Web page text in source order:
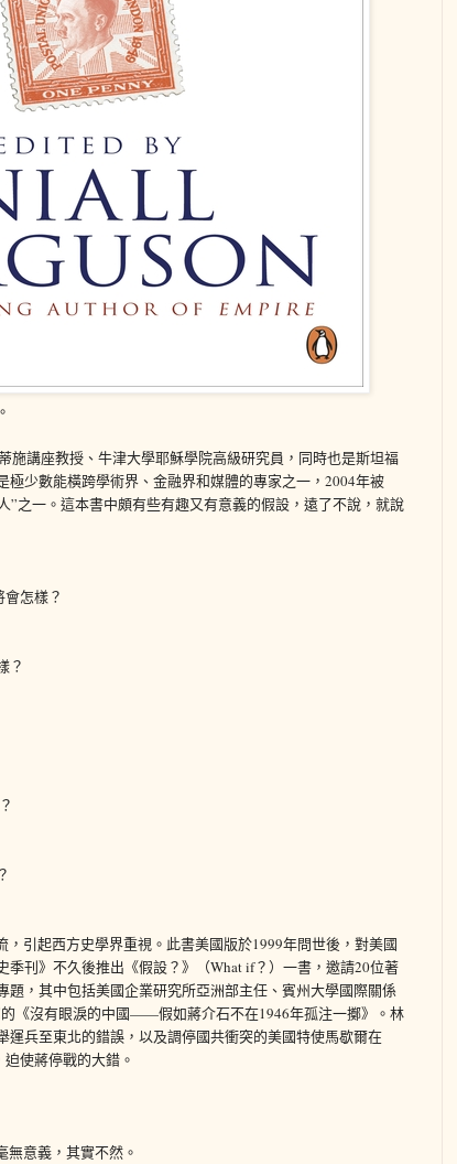
施講座教授、牛津大學耶穌學院高級研究員，同時也是斯坦福
極少數能橫跨學術界、金融界和媒體的專家之一，2004年被
”之一。這本書中頗有些有趣又有意義的假設，遠了不說，就說
怎樣？
？
，引起西方史學界重視。此書美國版於1999年問世後，對美國
季刊》不久後推出《假設？》（What if？）一書，邀請20位著
題，其中包括美國企業研究所亞洲部主任、賓州大學國際關係
《沒有眼淚的中國——假如蔣介石不在1946年孤注一擲》。林
運兵至東北的錯誤，以及調停國共衝突的美國特使馬歇爾在
使蔣停戰的大錯。
無意義，其實不然。